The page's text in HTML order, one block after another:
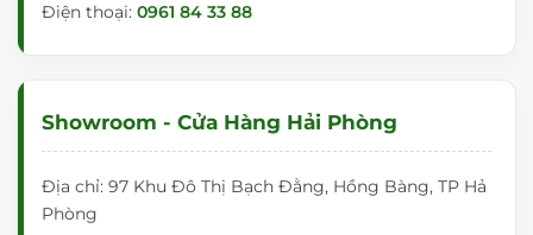
Điện thoại: 0961 84 33 88
Showroom - Cửa Hàng Hải Phòng
Địa chỉ: 97 Khu Đô Thị Bạch Đằng, Hồng Bàng, TP Hả
Phòng